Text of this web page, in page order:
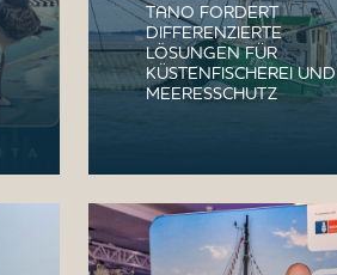
TANO FORDERT
DIFFERENZIERTE
LÖSUNGEN FÜR
KÜSTENFISCHEREI UND
MEERESSCHUTZ